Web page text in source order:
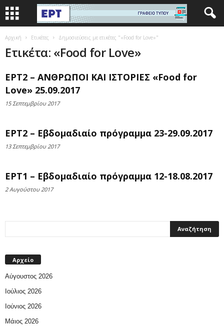
Αρχική Ετικέτες Δημοσιεύσεις με ετικέτες "«Food for Love»"
Ετικέτα: «Food for Love»
ΕΡΤ2 – ΑΝΘΡΩΠΟΙ ΚΑΙ ΙΣΤΟΡΙΕΣ «Food for
Love» 25.09.2017
15 Σεπτεμβρίου 2017
ΕΡΤ2 – Εβδομαδιαίο πρόγραμμα 23-29.09.2017
13 Σεπτεμβρίου 2017
ΕΡΤ1 – Εβδομαδιαίο πρόγραμμα 12-18.08.2017
2 Αυγούστου 2017
Αρχείο
Αύγουστος 2026
Ιούλιος 2026
Ιούνιος 2026
Μάιος 2026